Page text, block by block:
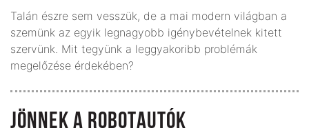
Talán észre sem vesszük, de a mai modern világban a
szemünk az egyik legnagyobb igénybevételnek kitett
szervünk. Mit tegyünk a leggyakoribb problémák
megelőzése érdekében?
JÖNNEK A ROBOTAUTÓK